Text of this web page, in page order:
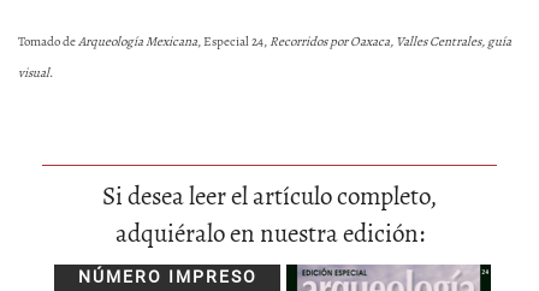
Tomado deArqueología Mexicana, Especial 24,Recorridos por Oaxaca, Valles Centrales, guía
visual.
Si desea leer el artículo completo,
adquiéralo en nuestra edición:
NÚMERO IMPRESO